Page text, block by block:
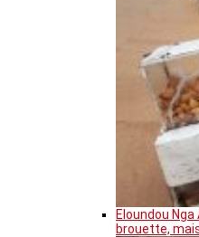
Eloundou Nga
brouette,